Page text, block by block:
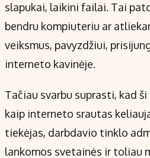
slapukai, laikini failai. Tai
bendru kompiuteriu ar
veiksmus, pavyzdžiui,
interneto kavinėje.
Tačiau svarbu suprasti, kad
kaip interneto srautas
tiekėjas, darbdavio tinklo
lankomos svetainės ir toliau